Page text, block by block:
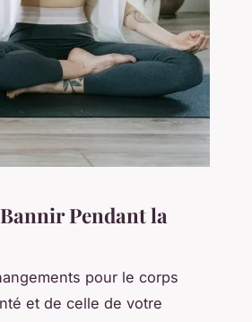
Pendant la
pour le corps
et de celle de votre